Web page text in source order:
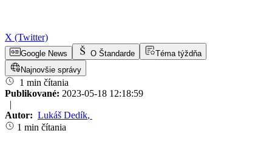
X (Twitter)
Google News O Štandarde
Téma týždňa
Najnovšie správy
1 min čítania
Publikované: 2023-05-18 12:18:59
|
Autor: Lukáš Dedík,
1 min čítania